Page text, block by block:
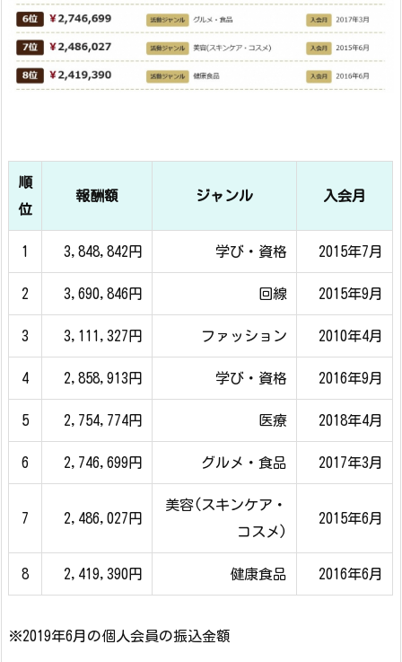
順
位
報酬額 ジャンル 入会月
1 3,848,842円 学び・資格 2015年7月
2 3,690,846円 回線 2015年9月
3 3,111,327円 ファッション 2010年4月
4 2,858,913円 学び・資格 2016年9月
5 2,754,774円 医療 2018年4月
6 2,746,699円 グルメ・食品 2017年3月
7 2,486,027円
美容(スキンケア・
コスメ)
2015年6月
8 2,419,390円 健康食品 2016年6月
※2019年6月の個人会員の振込金額